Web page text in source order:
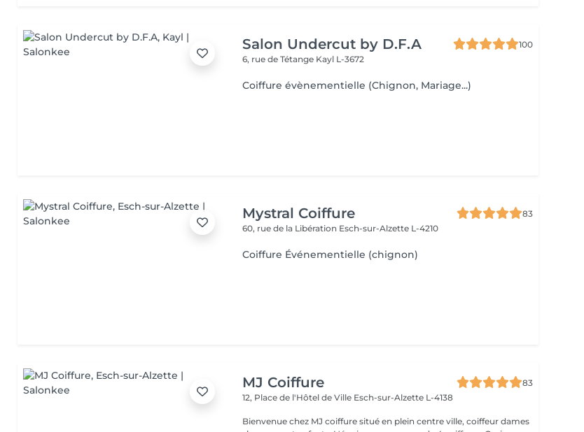
Salon Undercut by D.F.A
100
6, rue de Tétange Kayl L-3672
Coiffure évènementielle (Chignon, Mariage...)
Mystral Coiffure
83
60, rue de la Libération Esch-sur-Alzette L-4210
Coiffure Événementielle (chignon)
MJ Coiffure
83
12, Place de l'Hôtel de Ville Esch-sur-Alzette L-4138
Bienvenue chez MJ coiffure situé en plein centre ville, coiffeur dames